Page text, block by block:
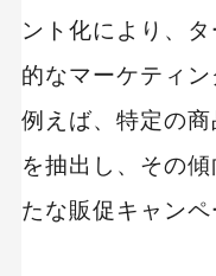
ント化により、
的なマーケティン
例えば、特定の
を抽出し、その
たな販促キャンペ